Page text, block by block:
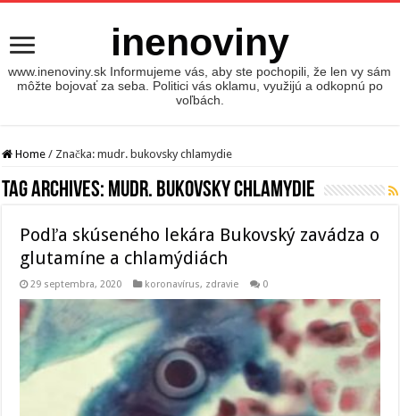
inenoviny
www.inenoviny.sk Informujeme vás, aby ste pochopili, že len vy sám
môžte bojovať za seba. Politici vás oklamu, využijú a odkopnú po
voľbách.
Home / Značka:mudr. bukovsky chlamydie
Tag Archives: mudr. bukovsky chlamydie
Podľa skúseného lekára Bukovský zavádza o
glutamíne a chlamýdiách
29 septembra, 2020 koronavírus, zdravie 0